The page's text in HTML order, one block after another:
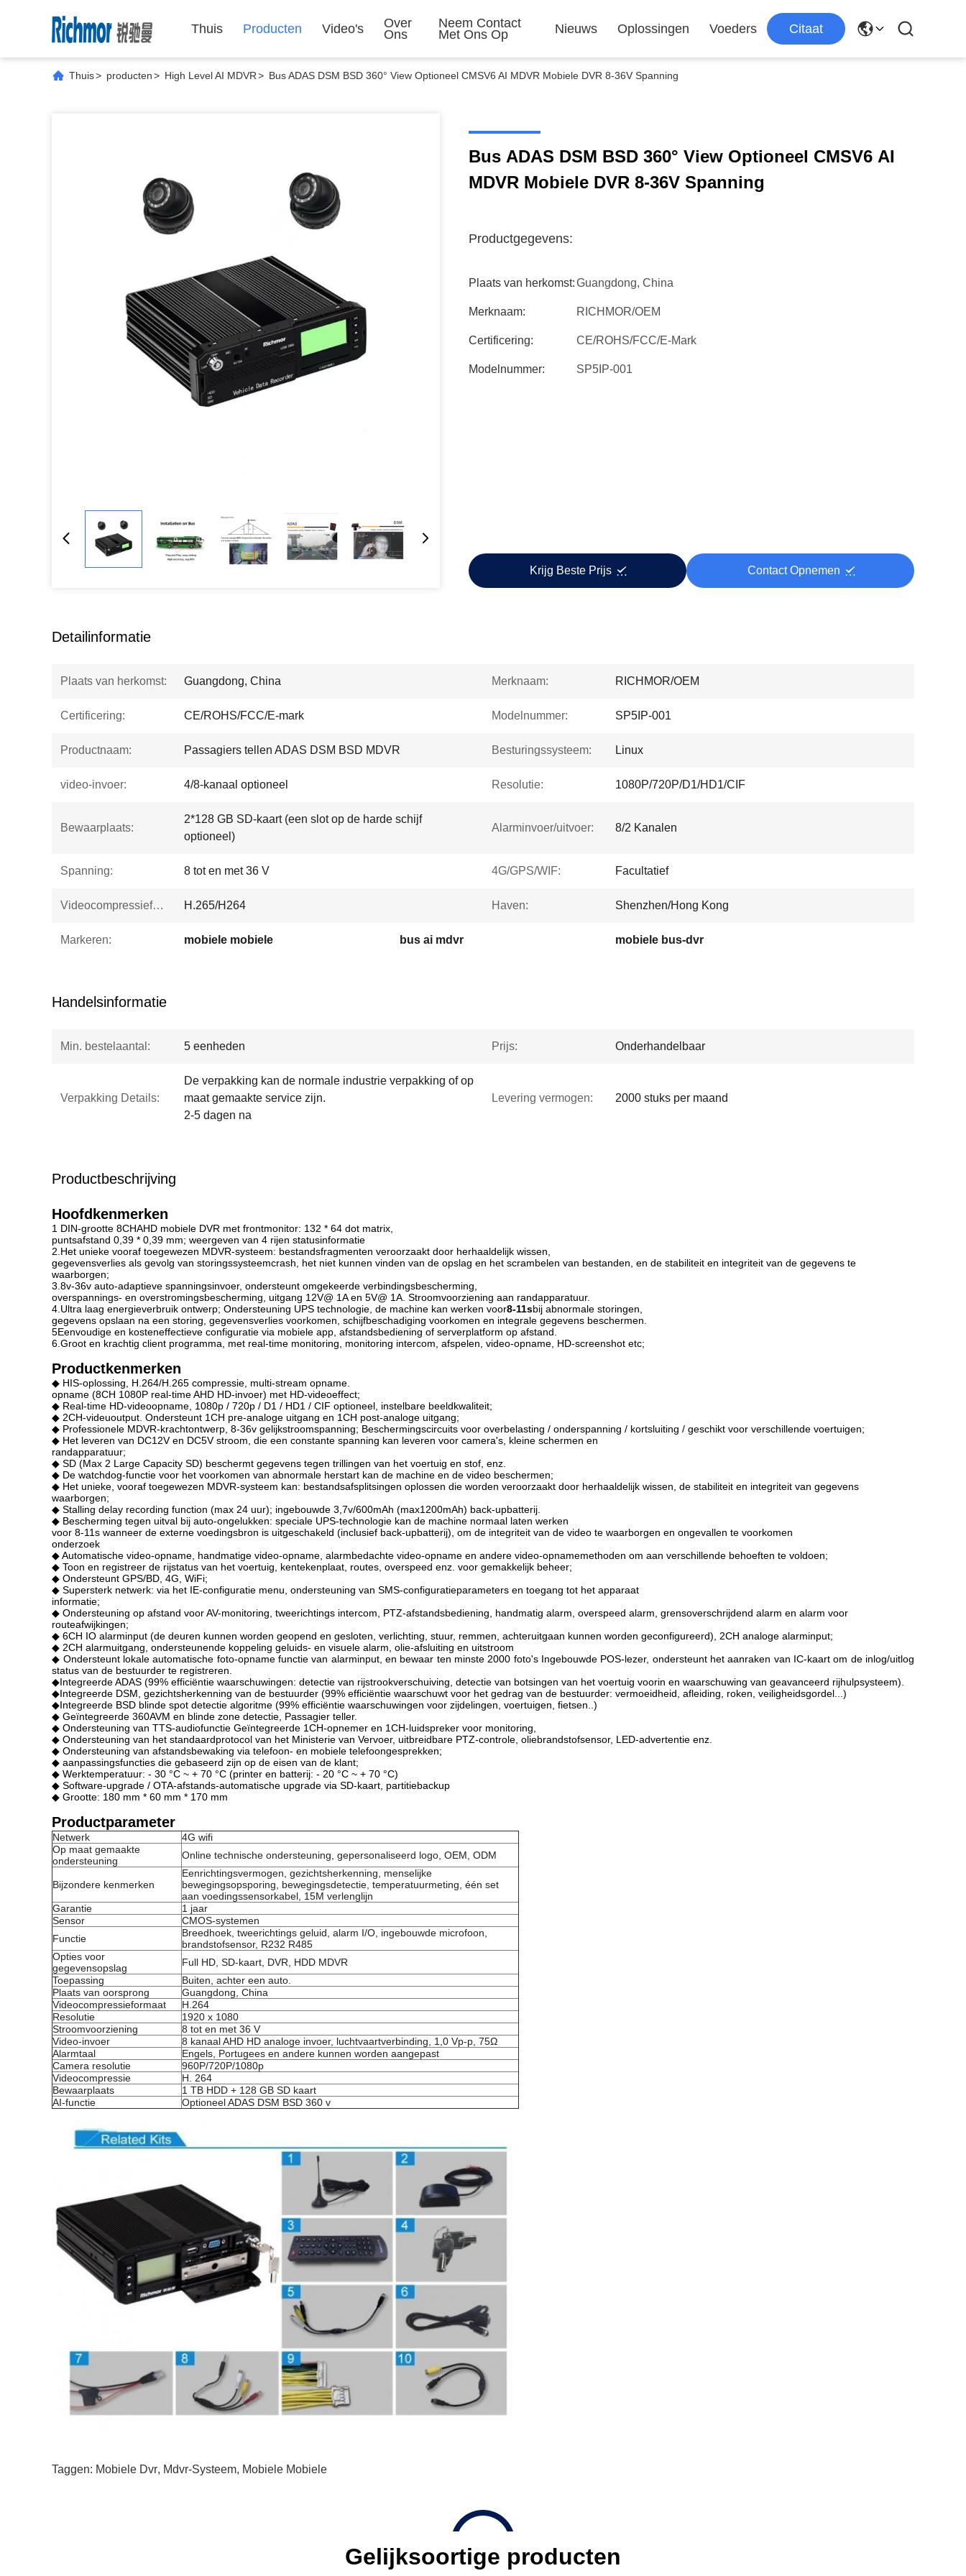
Thuis Producten Video's
Over
Ons
Neem Contact
Met Ons Op
Nieuws Oplossingen Voeders Citaat
Thuis> producten> High Level AI MDVR> Bus ADAS DSM BSD 360° View Optioneel CMSV6 AI MDVR Mobiele DVR 8-36V Spanning
Bus ADAS DSM BSD 360° View Optioneel CMSV6 AI
MDVR Mobiele DVR 8-36V Spanning
Productgegevens:
Plaats van herkomst:Guangdong, China
Merknaam: RICHMOR/OEM
Certificering: CE/ROHS/FCC/E-Mark
Modelnummer: SP5IP-001
Krijg Beste Prijs Contact Opnemen
Detailinformatie
Plaats van herkomst: Guangdong, China Merknaam: RICHMOR/OEM
Certificering: CE/ROHS/FCC/E-mark Modelnummer: SP5IP-001
Productnaam: Passagiers tellen ADAS DSM BSD MDVR Besturingssysteem: Linux
video-invoer: 4/8-kanaal optioneel Resolutie: 1080P/720P/D1/HD1/CIF
Bewaarplaats:
2*128 GB SD-kaart (een slot op de harde schijf
optioneel)
Alarminvoer/uitvoer: 8/2 Kanalen
Spanning: 8 tot en met 36 V 4G/GPS/WIF: Facultatief
Videocompressieformaat: H.265/H264 Haven: Shenzhen/Hong Kong
Markeren: mobiele mobiele bus ai mdvr mobiele bus-dvr
Handelsinformatie
Min. bestelaantal: 5 eenheden Prijs: Onderhandelbaar
Verpakking Details:
De verpakking kan de normale industrie verpakking of op
maat gemaakte service zijn.
2-5 dagen na
Levering vermogen: 2000 stuks per maand
Productbeschrijving
Hoofdkenmerken
1 DIN-grootte 8CHAHD mobiele DVR met frontmonitor: 132 * 64 dot matrix,
puntsafstand 0,39 * 0,39 mm; weergeven van 4 rijen statusinformatie
2.Het unieke vooraf toegewezen MDVR-systeem: bestandsfragmenten veroorzaakt door herhaaldelijk wissen,
gegevensverlies als gevolg van storingssysteemcrash, het niet kunnen vinden van de opslag en het scrambelen van bestanden, en de stabiliteit en integriteit van de gegevens te
waarborgen;
3.8v-36v auto-adaptieve spanningsinvoer, ondersteunt omgekeerde verbindingsbescherming,
overspannings- en overstromingsbescherming, uitgang 12V@ 1A en 5V@ 1A. Stroomvoorziening aan randapparatuur.
4.Ultra laag energieverbruik ontwerp; Ondersteuning UPS technologie, de machine kan werken voor8-11sbij abnormale storingen,
gegevens opslaan na een storing, gegevensverlies voorkomen, schijfbeschadiging voorkomen en integrale gegevens beschermen.
5Eenvoudige en kosteneffectieve configuratie via mobiele app, afstandsbediening of serverplatform op afstand.
6.Groot en krachtig client programma, met real-time monitoring, monitoring intercom, afspelen, video-opname, HD-screenshot etc;
Productkenmerken
◆ HIS-oplossing, H.264/H.265 compressie, multi-stream opname.
opname (8CH 1080P real-time AHD HD-invoer) met HD-videoeffect;
◆ Real-time HD-videoopname, 1080p / 720p / D1 / HD1 / CIF optioneel, instelbare beeldkwaliteit;
◆ 2CH-videuoutput. Ondersteunt 1CH pre-analoge uitgang en 1CH post-analoge uitgang;
◆ Professionele MDVR-krachtontwerp, 8-36v gelijkstroomspanning; Beschermingscircuits voor overbelasting / onderspanning / kortsluiting / geschikt voor verschillende voertuigen;
◆ Het leveren van DC12V en DC5V stroom, die een constante spanning kan leveren voor camera's, kleine schermen en
randapparatuur;
◆ SD (Max 2 Large Capacity SD) beschermt gegevens tegen trillingen van het voertuig en stof, enz.
◆ De watchdog-functie voor het voorkomen van abnormale herstart kan de machine en de video beschermen;
◆ Het unieke, vooraf toegewezen MDVR-systeem kan: bestandsafsplitsingen oplossen die worden veroorzaakt door herhaaldelijk wissen, de stabiliteit en integriteit van gegevens
waarborgen;
◆ Stalling delay recording function (max 24 uur); ingebouwde 3,7v/600mAh (max1200mAh) back-upbatterij.
◆ Bescherming tegen uitval bij auto-ongelukken: speciale UPS-technologie kan de machine normaal laten werken
voor 8-11s wanneer de externe voedingsbron is uitgeschakeld (inclusief back-upbatterij), om de integriteit van de video te waarborgen en ongevallen te voorkomen
onderzoek
◆ Automatische video-opname, handmatige video-opname, alarmbedachte video-opname en andere video-opnamemethoden om aan verschillende behoeften te voldoen;
◆ Toon en registreer de rijstatus van het voertuig, kentekenplaat, routes, overspeed enz. voor gemakkelijk beheer;
◆ Ondersteunt GPS/BD, 4G, WiFi;
◆ Supersterk netwerk: via het IE-configuratie menu, ondersteuning van SMS-configuratieparameters en toegang tot het apparaat
informatie;
◆ Ondersteuning op afstand voor AV-monitoring, tweerichtings intercom, PTZ-afstandsbediening, handmatig alarm, overspeed alarm, grensoverschrijdend alarm en alarm voor
routeafwijkingen;
◆ 6CH IO alarminput (de deuren kunnen worden geopend en gesloten, verlichting, stuur, remmen, achteruitgaan kunnen worden geconfigureerd), 2CH analoge alarminput;
◆ 2CH alarmuitgang, ondersteunende koppeling geluids- en visuele alarm, olie-afsluiting en uitstroom
◆ Ondersteunt lokale automatische foto-opname functie van alarminput, en bewaar ten minste 2000 foto's Ingebouwde POS-lezer, ondersteunt het aanraken van IC-kaart om de inlog/uitlog
status van de bestuurder te registreren.
◆Integreerde ADAS (99% efficiëntie waarschuwingen: detectie van rijstrookverschuiving, detectie van botsingen van het voertuig voorin en waarschuwing van geavanceerd rijhulpsysteem).
◆Integreerde DSM, gezichtsherkenning van de bestuurder (99% efficiëntie waarschuwt voor het gedrag van de bestuurder: vermoeidheid, afleiding, roken, veiligheidsgordel...)
◆Integreerde BSD blinde spot detectie algoritme (99% efficiëntie waarschuwingen voor zijdelingen, voertuigen, fietsen..)
◆ Geïntegreerde 360AVM en blinde zone detectie, Passagier teller.
◆ Ondersteuning van TTS-audiofunctie Geïntegreerde 1CH-opnemer en 1CH-luidspreker voor monitoring,
◆ Ondersteuning van het standaardprotocol van het Ministerie van Vervoer, uitbreidbare PTZ-controle, oliebrandstofsensor, LED-advertentie enz.
◆ Ondersteuning van afstandsbewaking via telefoon- en mobiele telefoongesprekken;
◆ aanpassingsfuncties die gebaseerd zijn op de eisen van de klant;
◆ Werktemperatuur: - 30 °C ~ + 70 °C (printer en batterij: - 20 °C ~ + 70 °C)
◆ Software-upgrade / OTA-afstands-automatische upgrade via SD-kaart, partitiebackup
◆ Grootte: 180 mm * 60 mm * 170 mm
Productparameter
Netwerk
4G wifi
Op maat gemaakte
ondersteuning
Online technische ondersteuning, gepersonaliseerd logo, OEM, ODM
Bijzondere kenmerken
Eenrichtingsvermogen, gezichtsherkenning, menselijke
bewegingsopsporing, bewegingsdetectie, temperatuurmeting, één set
aan voedingssensorkabel, 15M verlenglijn
Garantie
1 jaar
Sensor
CMOS-systemen
Functie
Breedhoek, tweerichtings geluid, alarm I/O, ingebouwde microfoon,
brandstofsensor, R232 R485
Opties voor
gegevensopslag
Full HD, SD-kaart, DVR, HDD MDVR
Toepassing
Buiten, achter een auto.
Plaats van oorsprong
Guangdong, China
Videocompressieformaat
H.264
Resolutie
1920 x 1080
Stroomvoorziening
8 tot en met 36 V
Video-invoer
8 kanaal AHD HD analoge invoer, luchtvaartverbinding, 1,0 Vp-p, 75Ω
Alarmtaal
Engels, Portugees en andere kunnen worden aangepast
Camera resolutie
960P/720P/1080p
Videocompressie
H. 264
Bewaarplaats
1 TB HDD + 128 GB SD kaart
AI-functie
Optioneel ADAS DSM BSD 360 v
Taggen: Mobiele Dvr, Mdvr-Systeem, Mobiele Mobiele
Gelijksoortige producten